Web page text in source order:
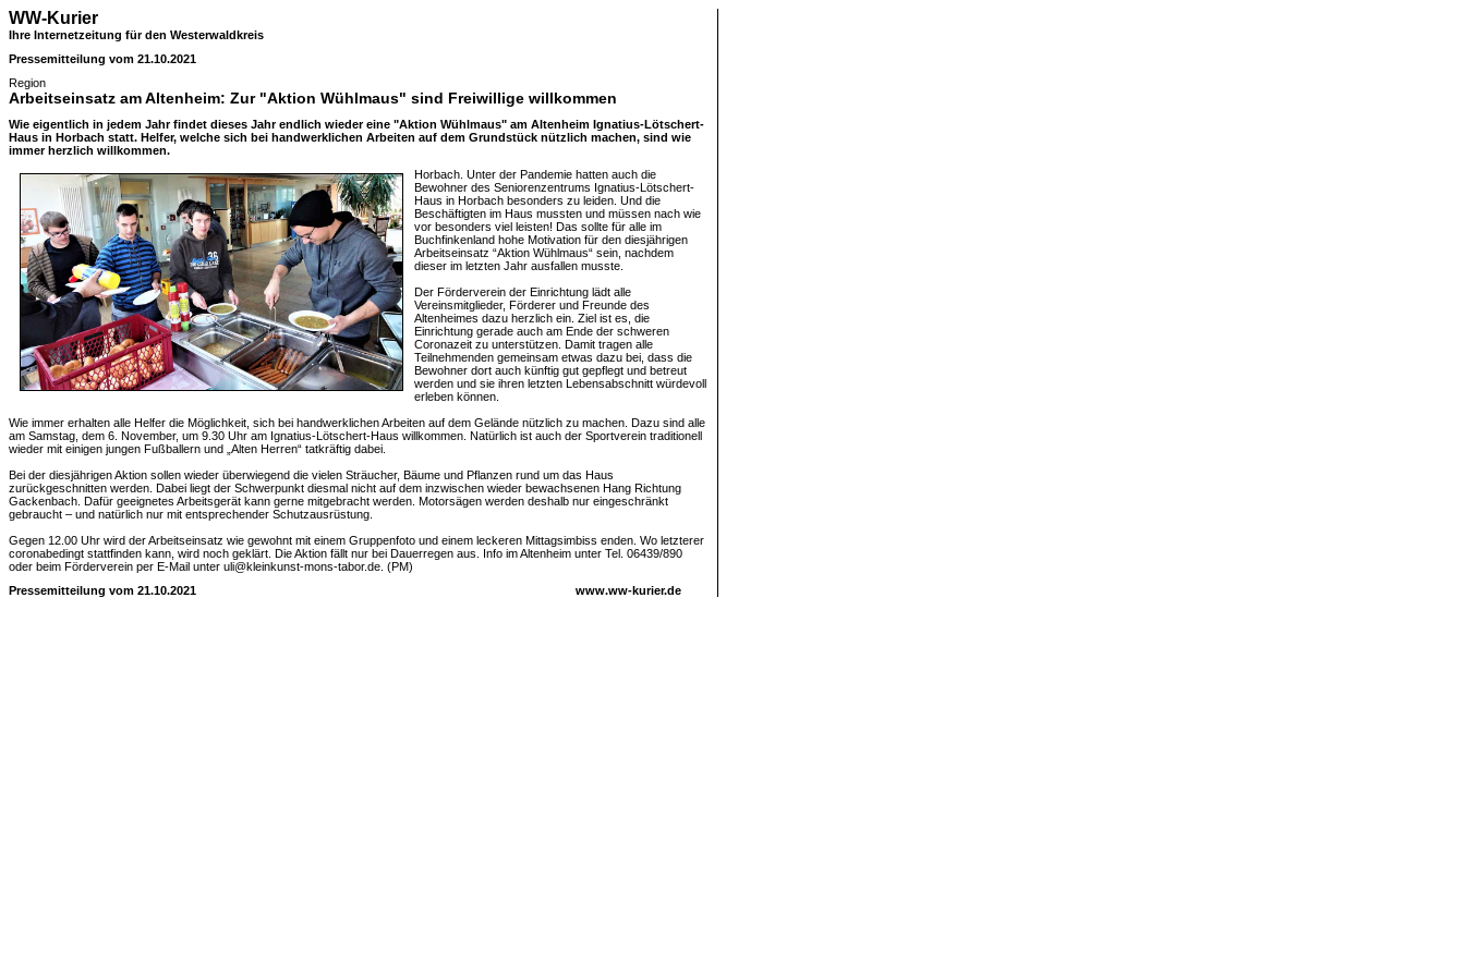
WW-Kurier
Ihre Internetzeitung für den Westerwaldkreis
Pressemitteilung vom 21.10.2021
Region
Arbeitseinsatz am Altenheim: Zur "Aktion Wühlmaus" sind Freiwillige willkommen
Wie eigentlich in jedem Jahr findet dieses Jahr endlich wieder eine "Aktion Wühlmaus" am Altenheim Ignatius-Lötschert-
Haus in Horbach statt. Helfer, welche sich bei handwerklichen Arbeiten auf dem Grundstück nützlich machen, sind wie
immer herzlich willkommen.
Horbach. Unter der Pandemie hatten auch die
Bewohner des Seniorenzentrums Ignatius-Lötschert-
Haus in Horbach besonders zu leiden. Und die
Beschäftigten im Haus mussten und müssen nach wie
vor besonders viel leisten! Das sollte für alle im
Buchfinkenland hohe Motivation für den diesjährigen
Arbeitseinsatz “Aktion Wühlmaus“ sein, nachdem
dieser im letzten Jahr ausfallen musste.
Der Förderverein der Einrichtung lädt alle
Vereinsmitglieder, Förderer und Freunde des
Altenheimes dazu herzlich ein. Ziel ist es, die
Einrichtung gerade auch am Ende der schweren
Coronazeit zu unterstützen. Damit tragen alle
Teilnehmenden gemeinsam etwas dazu bei, dass die
Bewohner dort auch künftig gut gepflegt und betreut
werden und sie ihren letzten Lebensabschnitt würdevoll
erleben können.
Wie immer erhalten alle Helfer die Möglichkeit, sich bei handwerklichen Arbeiten auf dem Gelände nützlich zu machen. Dazu sind alle
am Samstag, dem 6. November, um 9.30 Uhr am Ignatius-Lötschert-Haus willkommen. Natürlich ist auch der Sportverein traditionell
wieder mit einigen jungen Fußballern und „Alten Herren“ tatkräftig dabei.
Bei der diesjährigen Aktion sollen wieder überwiegend die vielen Sträucher, Bäume und Pflanzen rund um das Haus
zurückgeschnitten werden. Dabei liegt der Schwerpunkt diesmal nicht auf dem inzwischen wieder bewachsenen Hang Richtung
Gackenbach. Dafür geeignetes Arbeitsgerät kann gerne mitgebracht werden. Motorsägen werden deshalb nur eingeschränkt
gebraucht – und natürlich nur mit entsprechender Schutzausrüstung.
Gegen 12.00 Uhr wird der Arbeitseinsatz wie gewohnt mit einem Gruppenfoto und einem leckeren Mittagsimbiss enden. Wo letzterer
coronabedingt stattfinden kann, wird noch geklärt. Die Aktion fällt nur bei Dauerregen aus. Info im Altenheim unter Tel. 06439/890
oder beim Förderverein per E-Mail unter uli@kleinkunst-mons-tabor.de. (PM)
Pressemitteilung vom 21.10.2021
www.ww-kurier.de